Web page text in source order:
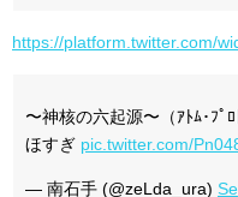
https://platform.twitter.com/
〜神核の六起源〜（ｱﾄﾑ･ﾌﾟ
ほすぎ pic.twitter.com/
— 南石手 (@zeLda_ura)